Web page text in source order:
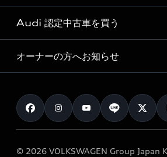
試乗予約
e-tronラインアップ
価格シミュレーション
車両比較
カタログ一覧
オンラインショップ
Audi collection
アウディナビアプリ
サービス入庫予約
サービスプログラム
メンテナンス
車検 / 定期点検
e-tronアフターサポート
Audi 認定中古車を買う
Audi認定中古車
クオリティ
保証
メンテナンス
オーナーの方へお知らせ
お知らせ
オーナー様向けキャンペーン
© 2026 VOLKSWAGEN Group Japan